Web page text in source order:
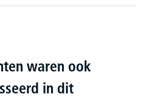
waren ook
in dit